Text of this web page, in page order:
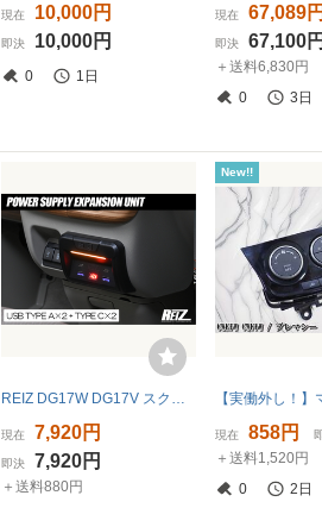
現在 10,000円
即決 10,000円
0 1日
現在 67,089円
即決 67,100円
＋送料6,830円
0
3日
REIZ DG17W DG17V スクラム ワゴン バン USB電源増設ユニット イルミ付き 急速充電対応 QC3.0+PD ライツ
現在 7,920円
即決 7,920円
＋送料880円
New!!
現在 858円
＋送料1,520円
0
2日